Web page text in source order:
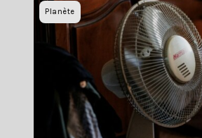
Planète